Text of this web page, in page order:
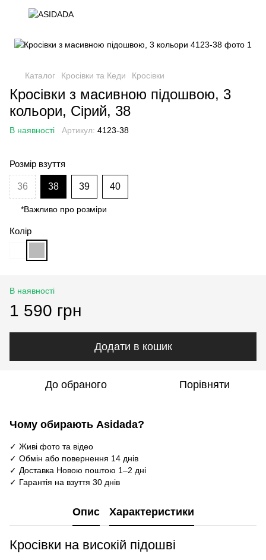
Каталог Кросівки та Кеди Кросівки
Кросівки з масивною підошвою, 3
кольори, Сірий, 38
В наявності Артикул: 4123-38
Розмір взуття
36 38 39 40
*Важливо про розміри
Колір
В наявності
1 590 грн
Додати в кошик
До обраного Порівняти
Чому обирають Asidada?
✓ Живі фото та відео
✓ Обмін або повернення 14 днів
✓ Доставка Новою поштою 1–2 дні
✓ Гарантія на взуття 30 днів
Опис Характеристики
Кросівки на високій підошві